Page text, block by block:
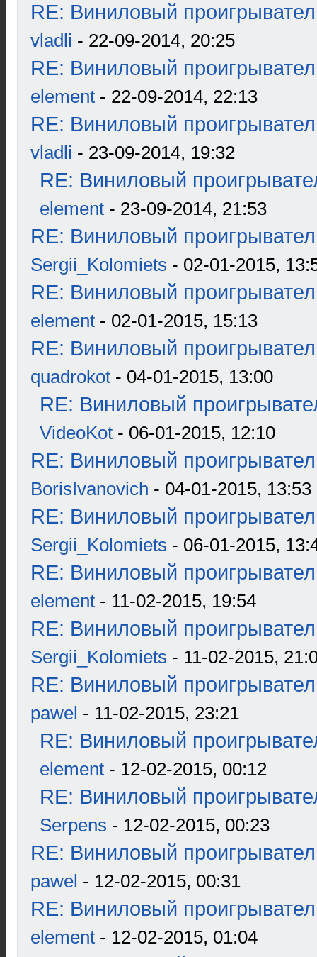
RE: Виниловый
vladli - 22-09-2014, 20:25
RE: Виниловый
element - 22-09-2014, 22:13
RE: Виниловый
vladli - 23-09-2014, 19:32
RE: Виниловый
element - 23-09-2014, 21:53
RE: Виниловый
Sergii_Kolomiets - 02-01-2015,
RE: Виниловый
element - 02-01-2015, 15:13
RE: Виниловый
quadrokot - 04-01-2015, 13:00
RE: Виниловый
VideoKot - 06-01-2015, 12:10
RE: Виниловый
BorisIvanovich - 04-01-2015, 13:53
RE: Виниловый
Sergii_Kolomiets - 06-01-2015,
RE: Виниловый
element - 11-02-2015, 19:54
RE: Виниловый
Sergii_Kolomiets - 11-02-2015,
RE: Виниловый
pawel - 11-02-2015, 23:21
RE: Виниловый
element - 12-02-2015, 00:12
RE: Виниловый
Serpens - 12-02-2015, 00:23
RE: Виниловый
pawel - 12-02-2015, 00:31
RE: Виниловый
element - 12-02-2015, 01:04